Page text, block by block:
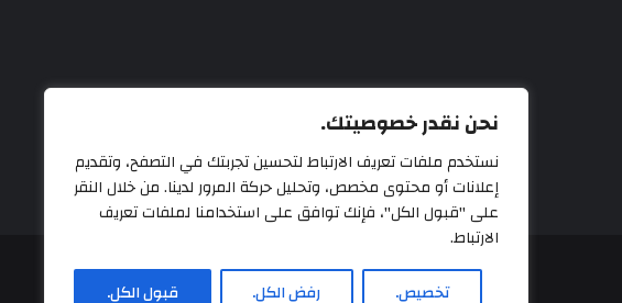
نحن نقدر خصوصيتك.
نستخدم ملفات تعريف الارتباط لتحسين تجربتك في التصفح، وتقديم
إعلانات أو محتوى مخصص، وتحليل حركة المرور لدينا. من خلال النقر
على "قبول الكل"، فإنك توافق على استخدامنا لملفات تعريف
الارتباط.
تخصيص.
رفض الكل. قبول الكل.